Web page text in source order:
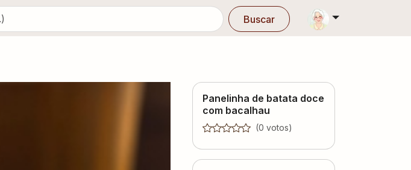
Buscar
Panelinha de batata doce
com bacalhau
(0 votos)